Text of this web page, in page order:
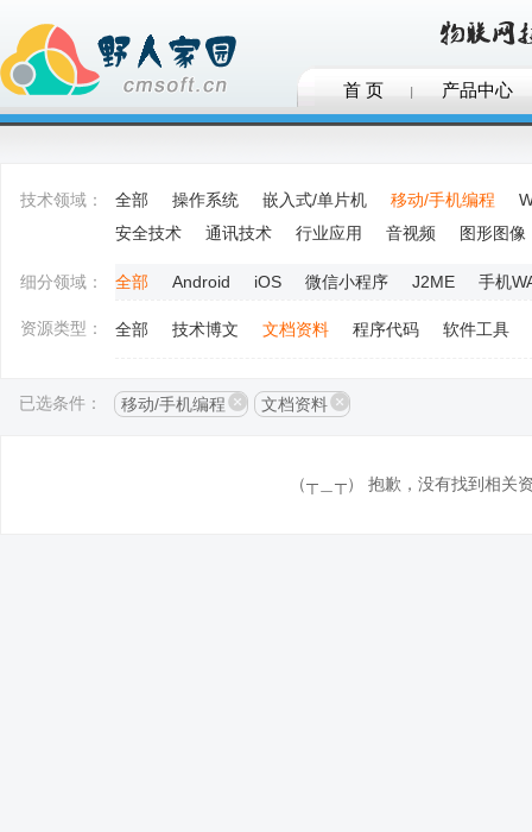
首 页 产品中心
技术领域： 全部 操作系统 嵌入式/单片机 移动/手机编程
安全技术
通讯技术 行业应用 音视频 图形图像
细分领域： 全部 Android iOS 微信小程序 J2ME 手机
资源类型： 全部 技术博文 文档资料 程序代码 软件工具
已选条件： 移动/手机编程 文档资料
（┬＿┬） 抱歉，没有找到相关